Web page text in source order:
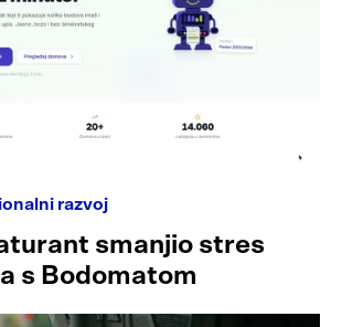
razvoj
smanjio stres
s Bodomatom